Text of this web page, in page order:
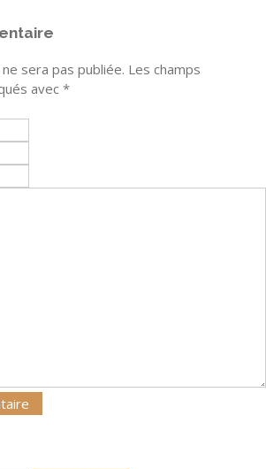
sera pas publiée. Les champs
avec *